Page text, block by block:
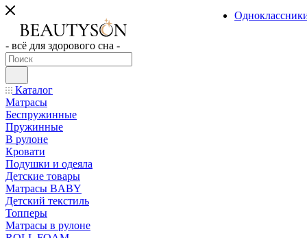
- всё для здорового сна -
Каталог
Матрасы
Беспружинные
Пружинные
В рулоне
Кровати
Подушки и одеяла
Детские товары
Матрасы BABY
Детский текстиль
Топперы
Матрасы в рулоне